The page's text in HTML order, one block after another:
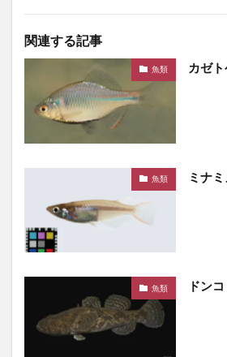
関連する記事
魚類 カゼ
魚類 ミナ
魚類 ドンコ